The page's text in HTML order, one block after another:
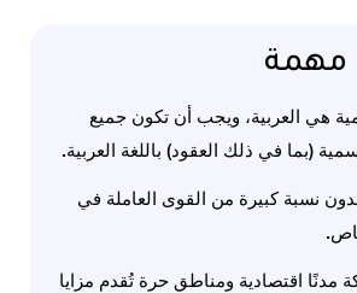
مهمة
هي العربية، ويجب أن تكون جميع
(بما في ذلك العقود) باللغة العربية.
نسبة كبيرة من القوى العاملة في
مدنًا اقتصادية ومناطق حرة تُقدم مزايا